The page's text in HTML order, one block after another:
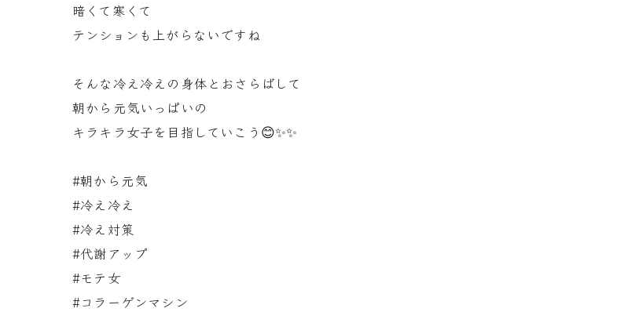
暗くて寒くて
テンションも上がらないですね
そんな冷え冷えの身体とおさらばして
朝から元気いっぱいの
キラキラ女子を目指していこう😊✨✨
#朝から元気
#冷え冷え
#冷え対策
#代謝アップ
#モテ女
#コラーゲンマシン